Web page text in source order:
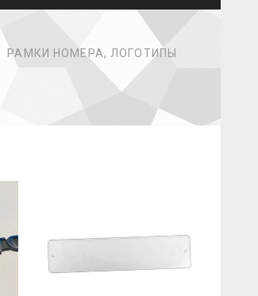
РАМКИ НОМЕРА, ЛОГОТИПЫ